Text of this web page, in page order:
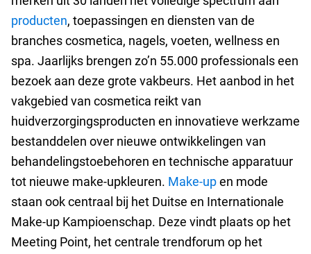
producten, toepassingen en diensten van de
branches cosmetica, nagels, voeten, wellness en
spa. Jaarlijks brengen zo’n 55.000 professionals een
bezoek aan deze grote vakbeurs. Het aanbod in het
vakgebied van cosmetica reikt van
huidverzorgingsproducten en innovatieve werkzame
bestanddelen over nieuwe ontwikkelingen van
behandelingstoebehoren en technische apparatuur
tot nieuwe make-upkleuren. Make-upen mode
staan ook centraal bij het Duitse en Internationale
Make-up Kampioenschap. Deze vindt plaats op het
Meeting Point, het centrale trendforum op het